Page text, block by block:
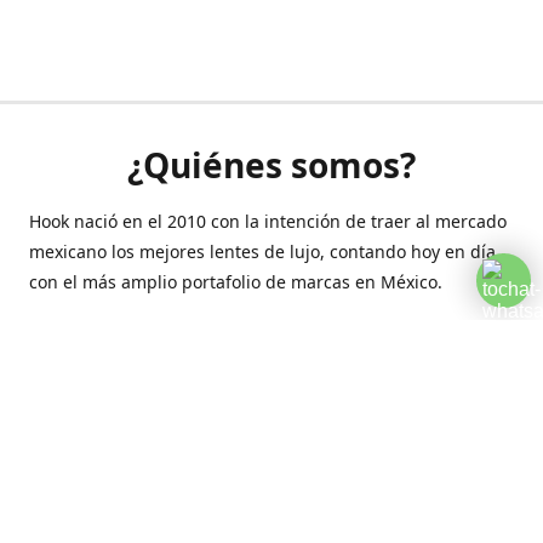
¿Quiénes somos?
Hook nació en el 2010 con la intención de traer al mercado
mexicano los mejores lentes de lujo, contando hoy en día
con el más amplio portafolio de marcas en México.